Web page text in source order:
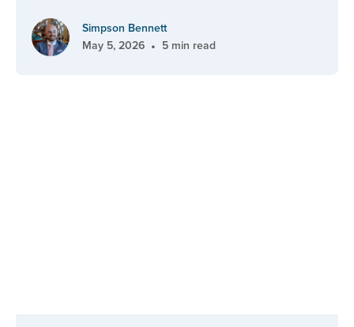
Simpson Bennett
May 5, 2026 • 5 min read